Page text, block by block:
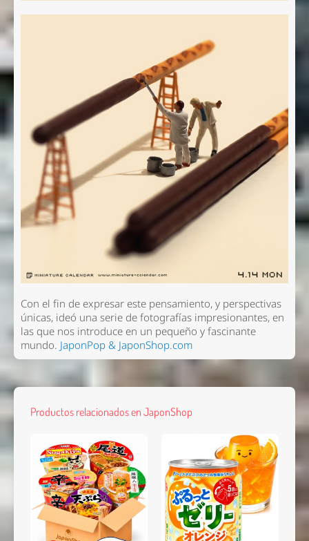
Con el fin de expresar este pensamiento, y perspectivas
únicas, ideó una serie de fotografías impresionantes, en
las que nos introduce en un pequeño y fascinante
mundo. JaponPop & JaponShop.com
Productos relacionados en JaponShop
Nombre *
Email *
Comentario *
Enviar